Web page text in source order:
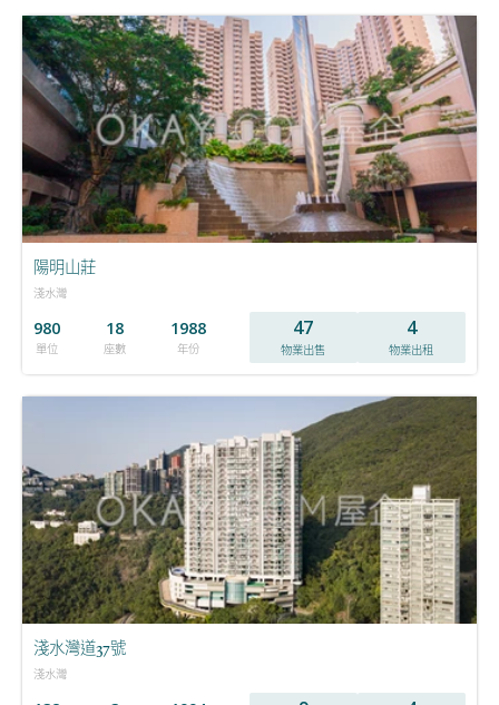
陽明山莊
淺水灣
980
單位
18
座數
1988
年份
47
物業出售
4
物業出租
淺水灣道37號
淺水灣